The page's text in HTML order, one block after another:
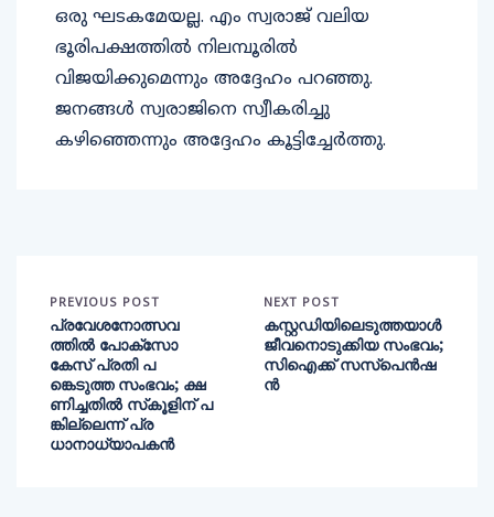
ഒരു ഘടകമേയല്ല. എം സ്വരാജ് വലിയ
ഭൂരിപക്ഷത്തില്‍ നിലമ്പൂരില്‍
വിജയിക്കുമെന്നും അദ്ദേഹം പറഞ്ഞു.
ജനങ്ങള്‍ സ്വരാജിനെ സ്വീകരിച്ചു
കഴിഞ്ഞെന്നും അദ്ദേഹം കൂട്ടിച്ചേര്‍ത്തു.
PREVIOUS POST
പ്രവേശനോത്സവ
ത്തില്‍ പോക്‌സോ
കേസ് പ്രതി പ
ങ്കെടുത്ത സംഭവം; ക്ഷ
ണിച്ചതില്‍ സ്‌കൂളിന് പ
ങ്കില്ലെന്ന് പ്ര
ധാനാധ്യാപകന്‍
NEXT POST
കസ്റ്റഡിയിലെടുത്തയാള്‍
ജീവനൊടുക്കിയ സംഭവം;
സിഐക്ക് സസ്പെന്‍ഷ
ൻ